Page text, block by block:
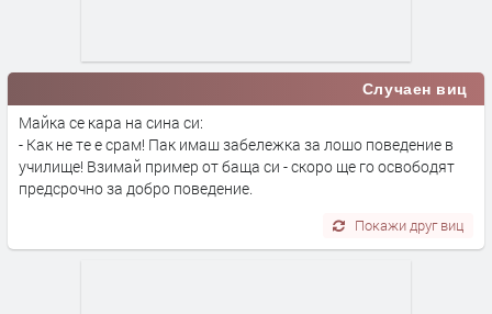
Случаен виц
Майка се кара на сина си:
- Как не те е срам! Пак имаш забележка за лошо поведение в
училище! Взимай пример от баща си - скоро ще го освободят
предсрочно за добро поведение.
Покажи друг виц